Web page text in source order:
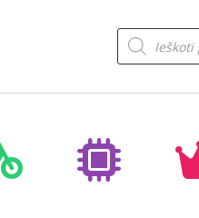
Products
search